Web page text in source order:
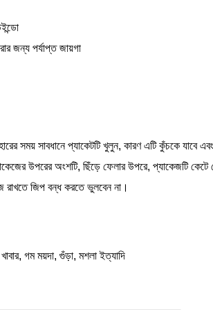
জন্য পর্যাপ্ত জায়গা
সময় সাবধানে প্যাকেটটি খুলুন, কারণ এটি কুঁচকে যাবে
উপরের অংশটি, ছিঁড়ে ফেলার উপরে, প্যাকেজটি
রাখতে জিপ বন্ধ করতে ভুলবেন না।
গম ময়দা, গুঁড়া, মশলা ইত্যাদি